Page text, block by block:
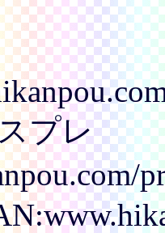
プレ